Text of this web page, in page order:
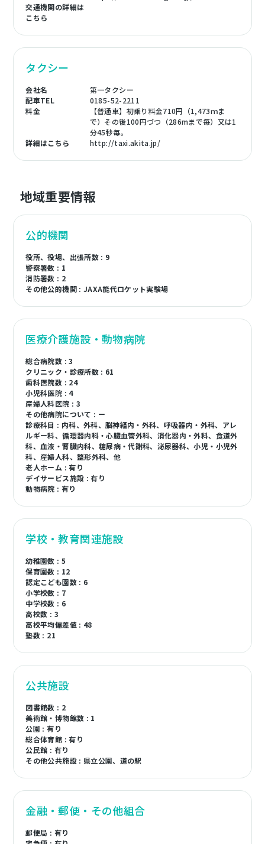
交通機関の詳細は
こちら
タクシー
会社名
第一タクシー
配車TEL
0185-52-2211
料金
【普通車】初乗り料金710円（1,473ｍま
で）その後100円づつ（286mまで毎）又は1
分45秒毎。
詳細はこちら
http://taxi.akita.jp/
地域重要情報
公的機関
役所、役場、出張所数 : 9
警察署数 : 1
消防署数 : 2
その他公的機関 : JAXA能代ロケット実験場
医療介護施設・動物病院
総合病院数 : 3
クリニック・診療所数 : 61
歯科医院数 : 24
小児科医院 : 4
産婦人科医院 : 3
その他病院について : ー
診療科目 : 内科、外科、脳神経内・外科、呼吸器内・外科、アレ
ルギー科、循環器内科・心臓血管外科、消化器内・外科、食道外
科、血液・腎臓内科、糖尿病・代謝科、泌尿器科、小児・小児外
科、産婦人科、整形外科、他
老人ホーム : 有り
デイサービス施設 : 有り
動物病院 : 有り
学校・教育関連施設
幼稚園数 : 5
保育園数 : 12
認定こども園数 : 6
小学校数 : 7
中学校数 : 6
高校数 : 3
高校平均偏差値 : 48
塾数 : 21
公共施設
図書館数 : 2
美術館・博物館数 : 1
公園 : 有り
総合体育館 : 有り
公民館 : 有り
その他公共施設 : 県立公園、道の駅
金融・郵便・その他組合
郵便局 : 有り